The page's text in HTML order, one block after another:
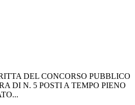
DEL CONCORSO PUBBLICO
DI N. 5 POSTI A TEMPO PIENO